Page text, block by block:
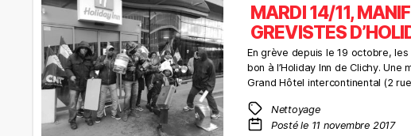
MARDI 14/11,
GREVISTES
En grève depuis le 19 octobre,
bon à l’Holiday Inn de Clichy.
Grand Hôtel intercontinental (2
Nettoyage
Posté le 11 novembre 2017